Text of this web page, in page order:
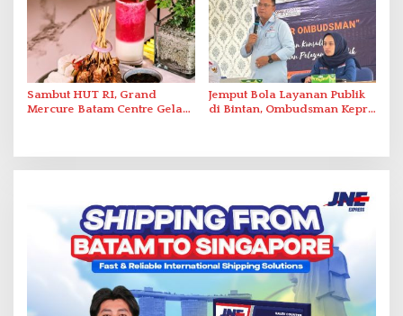
Sambut HUT RI, Grand
Mercure Batam Centre Gelar
Jemput Bola Layanan Publik
di Bintan, Ombudsman Kepri